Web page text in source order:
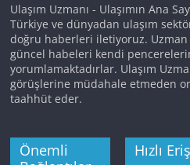
Ulaşım Uzmanı - Ulaşımın Ana
Türkiye ve dünyadan ulaşım
doğru haberleri iletiyoruz.
güncel habeleri kendi
yorumlamaktadırlar. Ulaşım
görüşlerine müdahale etmeden
taahhüt eder.
Önemli
Hızlı